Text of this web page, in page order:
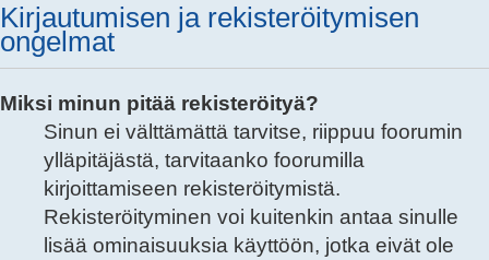
Kirjautumisen ja rekisteröitymisen
ongelmat
Miksi minun pitää rekisteröityä?
Sinun ei välttämättä tarvitse, riippuu foorumin
ylläpitäjästä, tarvitaanko foorumilla
kirjoittamiseen rekisteröitymistä.
Rekisteröityminen voi kuitenkin antaa sinulle
lisää ominaisuuksia käyttöön, jotka eivät ole